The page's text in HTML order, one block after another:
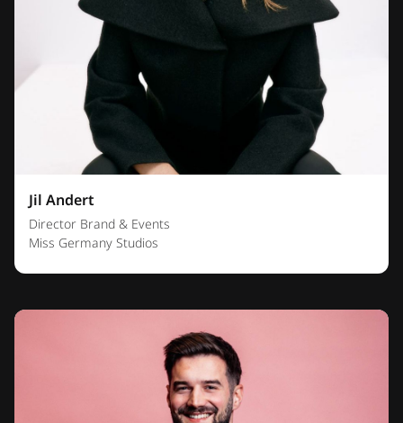
Jil Andert
Director Brand & Events
Miss Germany Studios